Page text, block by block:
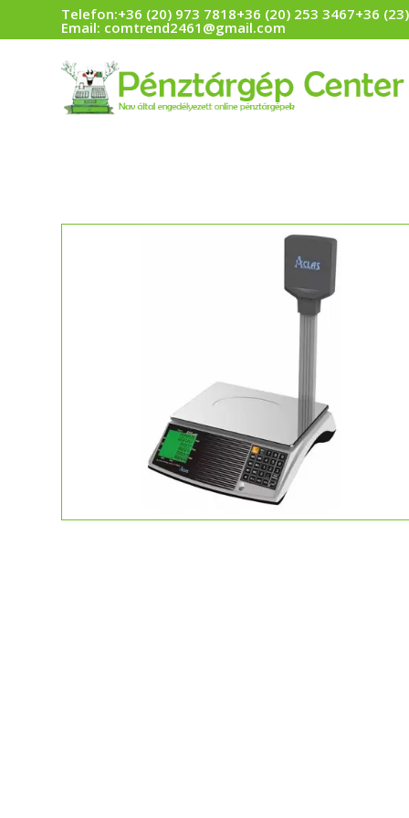
Telefon:+36 (20) 973 7818+36 (20) 253 3467+36
Email: comtrend2461@gmail.com